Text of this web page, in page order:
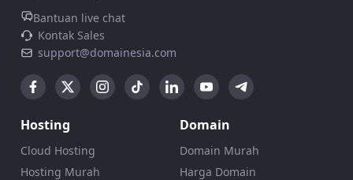
Bantuan live chat
Kontak Sales
support@domainesia.com
Hosting
Cloud Hosting
Hosting Murah
Domain
Domain Murah
Harga Domain